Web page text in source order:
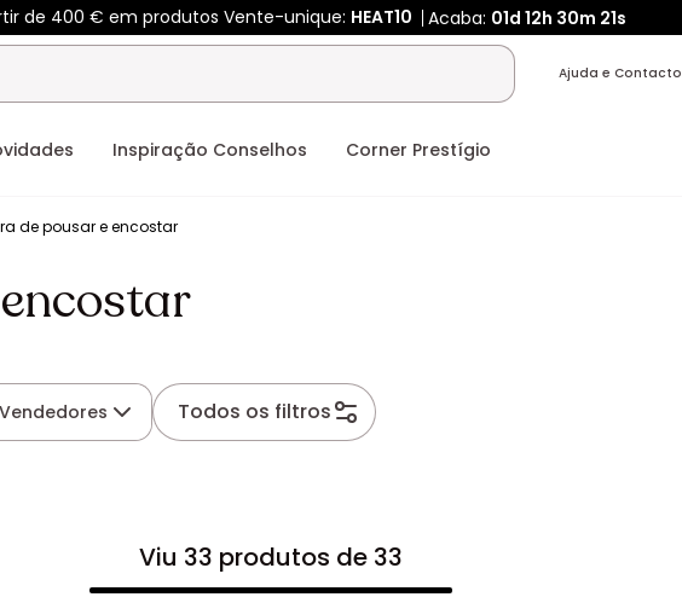
de 400 € em produtos Vente-unique: HEAT10 Acaba: 01d 12h 30m 20s
Ajuda e Contacto
Inspiração Conselhos Corner Prestígio
de pousar e encostar
Vendedores Todos os filtros
Viu 33 produtos de 33